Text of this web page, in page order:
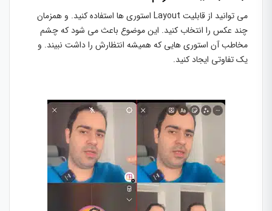
می توانید از قابلیت Layout استوری ها استفاده کنید. و همزمان
چند عکس را انتخاب کنید. این موضوع باعث می شود که چشم
مخاطب آن استوری هایی که همیشه انتظارش را داشت نبیند. و
یک تفاوتی ایجاد کنید.